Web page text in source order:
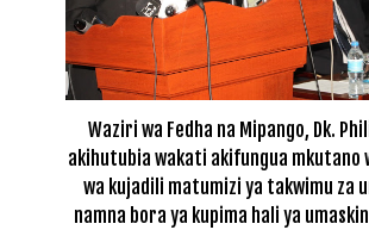
Waziri wa Fedha na Mipango, Dk.
akihutubia wakati akifungua mkutano
wa kujadili matumizi ya takwimu za
namna bora ya kupima hali ya